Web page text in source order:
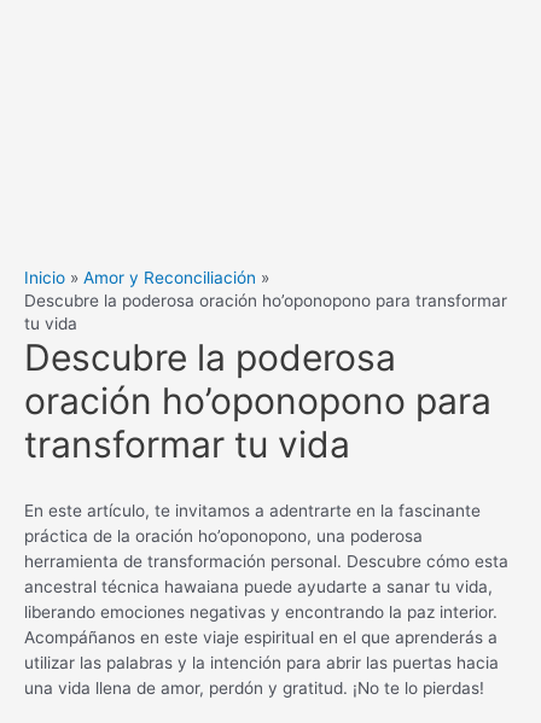
Inicio
Amor y Reconciliación
Descubre la poderosa oración ho’oponopono para transformar
tu vida
Descubre la poderosa
oración ho’oponopono para
transformar tu vida
En este artículo, te invitamos a adentrarte en la fascinante
práctica de la oración ho’oponopono, una poderosa
herramienta de transformación personal. Descubre cómo esta
ancestral técnica hawaiana puede ayudarte a sanar tu vida,
liberando emociones negativas y encontrando la paz interior.
Acompáñanos en este viaje espiritual en el que aprenderás a
utilizar las palabras y la intención para abrir las puertas hacia
una vida llena de amor, perdón y gratitud. ¡No te lo pierdas!